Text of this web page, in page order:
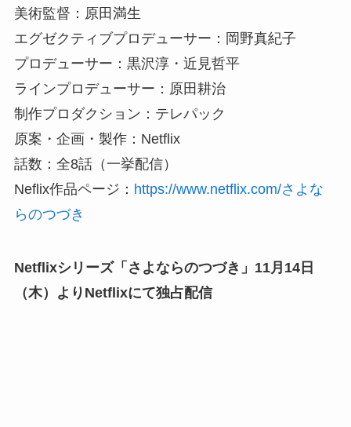
美術監督：原田満生
エグゼクティブプロデューサー：岡野真紀子
プロデューサー：黒沢淳・近見哲平
ラインプロデューサー：原田耕治
制作プロダクション：テレパック
原案・企画・製作：Netflix
話数：全8話（一挙配信）
Neflix作品ページ： https://www.netflix.com/さよな
らのつづき
Netflixシリーズ「さよならのつづき」11月14日
（木）よりNetflixにて独占配信